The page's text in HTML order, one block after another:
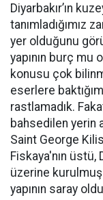
Diyarbakır’ın
tanımladığımız
yer olduğunu
yapının burç mu
konusu çok
eserlere
rastlamadık.
bahsedilen yerin
Saint George
Fiskaya'nın
üzerine
yapının saray